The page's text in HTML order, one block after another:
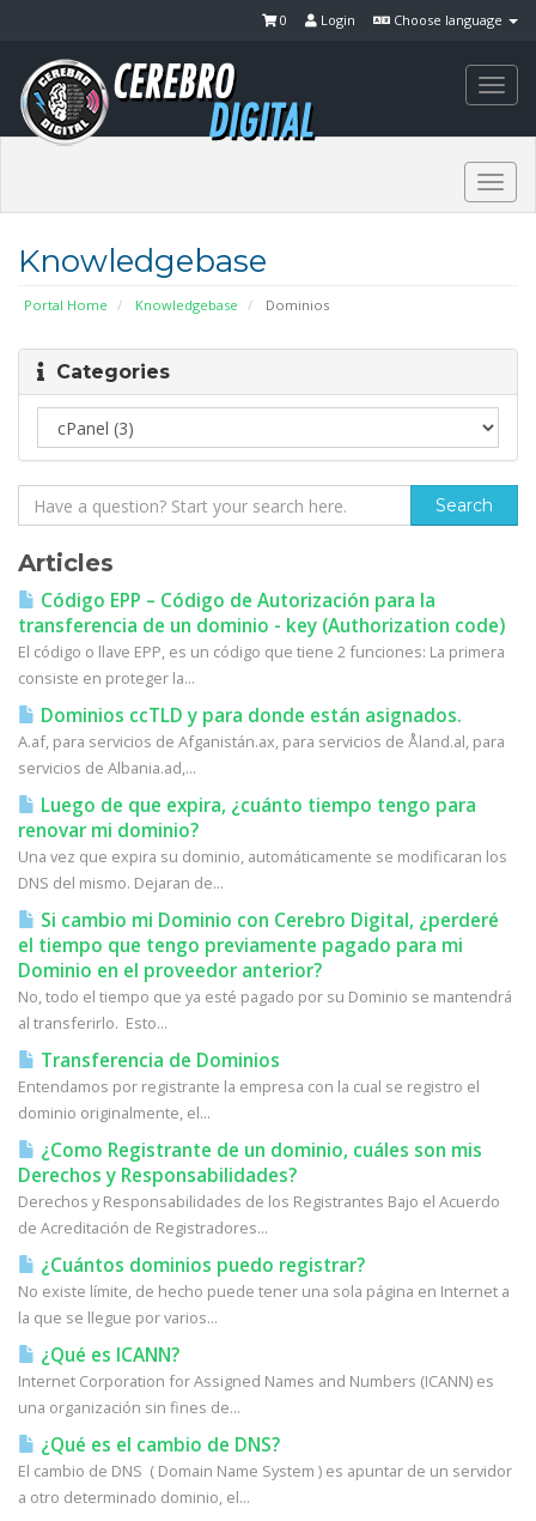
Choose language
Login
0
Knowledgebase
Portal Home Knowledgebase Dominios
Categories
Articles
Código EPP – Código de Autorización para la
transferencia de un dominio - key (Authorization code)
El código o llave EPP, es un código que tiene 2 funciones: La primera
consiste en proteger la...
Dominios ccTLD y para donde están asignados.
A.af, para servicios de Afganistán.ax, para servicios de Åland.al, para
servicios de Albania.ad,...
Luego de que expira, ¿cuánto tiempo tengo para
renovar mi dominio?
Una vez que expira su dominio, automáticamente se modificaran los
DNS del mismo. Dejaran de...
Si cambio mi Dominio con Cerebro Digital, ¿perderé
el tiempo que tengo previamente pagado para mi
Dominio en el proveedor anterior?
No, todo el tiempo que ya esté pagado por su Dominio se mantendrá
al transferirlo. Esto...
Transferencia de Dominios
Entendamos por registrante la empresa con la cual se registro el
dominio originalmente, el...
¿Como Registrante de un dominio, cuáles son mis
Derechos y Responsabilidades?
Derechos y Responsabilidades de los Registrantes Bajo el Acuerdo
de Acreditación de Registradores...
¿Cuántos dominios puedo registrar?
No existe límite, de hecho puede tener una sola página en Internet a
la que se llegue por varios...
¿Qué es ICANN?
Internet Corporation for Assigned Names and Numbers (ICANN) es
una organización sin fines de...
¿Qué es el cambio de DNS?
El cambio de DNS ( Domain Name System ) es apuntar de un servidor
a otro determinado dominio, el...